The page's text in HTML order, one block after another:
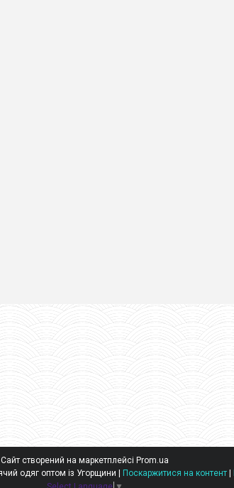
Сайт створений на маркетплейсі Prom.ua
Поскаржитися на контент